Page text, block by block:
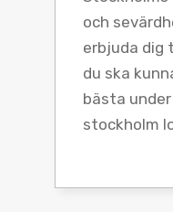
och
erbjuda dig
du ska
bästa
stockholm